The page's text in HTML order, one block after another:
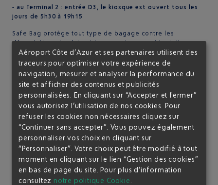
- au Terminal 2 : entrée D3, le kiosque est ouvert tous les
jours de 5h30 à 19h15
Safe Bag protège tout type de bagage contre les
dégradations, la pluie et les ouvertures accidentelles avec
un film plastique ultra résistant.
Safe Bag retrace également vos bagages grâce à un code
de suivi unique associé à la valise, le bagcode permet de
suivre le bagage même si l’étiquette de la compagnie
aérienne est perdue.
Tarif : 18 € par bagage
Protection Premium :
Emballage du bagage avec un film de protection 100
% recyclable
Assistance service client 24H/24, 7J/7
Aéroport Côte d’Azur et ses partenaires utilisent des
traceurs pour optimiser votre expérience de
navigation, mesurer et analyser la performance du
site et afficher des contenus et publicités
personnalisées. En cliquant sur “Accepter et fermer”
vous autorisez l’utilisation de nos cookies. Pour
refuser les cookies non nécessaires cliquez sur
“Continuer sans accepter”. Vous pouvez également
personnaliser vos choix en cliquant sur
“Personnaliser”. Votre choix peut être modifié à tout
moment en cliquant sur le lien “Gestion des cookies”
en bas de page du site.Pour plus d’information
consultez notre politique Cookie